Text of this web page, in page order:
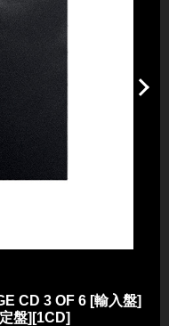
CD 3 OF 6 [輸入盤]
盤][1CD]